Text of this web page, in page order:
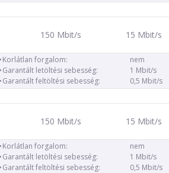
150 Mbit/s 15 Mbit/s
Korlátlan forgalom:
nem
Garantált letöltési sebesség:
1 Mbit/s
Garantált feltöltési sebesség:
0,5 Mbit/s
150 Mbit/s 15 Mbit/s
Korlátlan forgalom:
nem
Garantált letöltési sebesség:
1 Mbit/s
Garantált feltöltési sebesség:
0,5 Mbit/s